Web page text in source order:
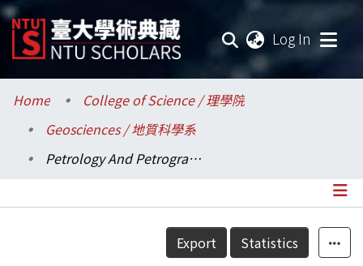
Log In
Communities & Collections
Research Outputs
Home
College of Science / 理學院
Geosciences / 地質科學系
Petrology And Petrography Of Andestites From Chimei District. Hualien. Eastern Taiwan
Details
Export Statistics